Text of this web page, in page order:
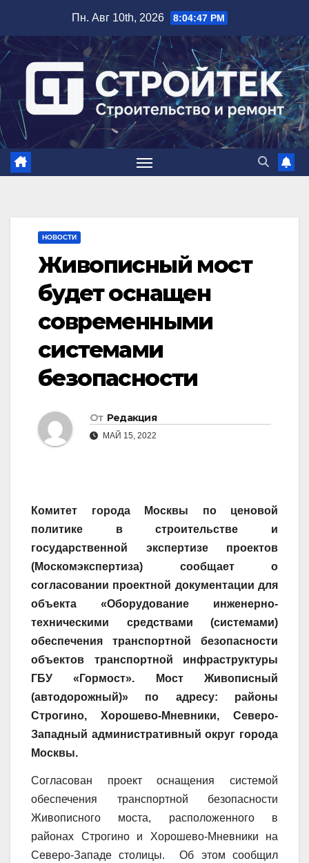
содержимому
Пн. Авг 10th, 2026 8:04:48 PM
НОВОСТИ
Живописный мост
будет оснащен
современными
системами
безопасности
От Редакция
МАЙ 15, 2022
Комитет города Москвы по ценовой
политике в строительстве и
государственной экспертизе проектов
(Москомэкспертиза) сообщает о
согласовании проектной документации для
объекта «Оборудование инженерно-
техническими средствами (системами)
обеспечения транспортной безопасности
объектов транспортной инфраструктуры
ГБУ «Гормост». Мост Живописный
(автодорожный)» по адресу: районы
Строгино, Хорошево-Мневники, Северо-
Западный административный округ города
Москвы.
Согласован проект оснащения системой
обеспечения транспортной безопасности
Живописного моста, расположенного в
районах Строгино и Хорошево-Мневники на
Северо-Западе столицы. Об этом сообщил